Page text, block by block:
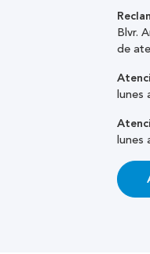
Blvr.
de
lunes
lunes